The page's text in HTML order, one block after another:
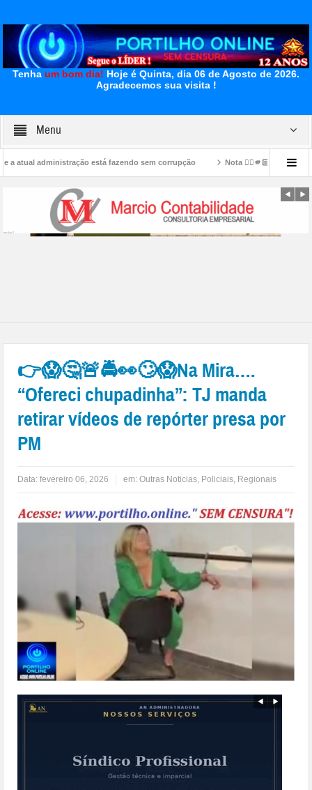
Tenha um bom dia! Hoje é Quinta, dia 06 de Agosto de 2026.
Agradecemos sua visita !
Menu
está fazendo sem corrupção Nota
👉📢ESPIA O VIDEO….👀🚨🚨 Voce reconhece esse tocador de
👉😱🤔🚨🚔👀🙄😱Na Mira….
“Ofereci chupadinha”: TJ manda
retirar vídeos de repórter presa por
PM
Data:fevereiro 06, 2026 em:Outras Noticias, Policiais, Regionais